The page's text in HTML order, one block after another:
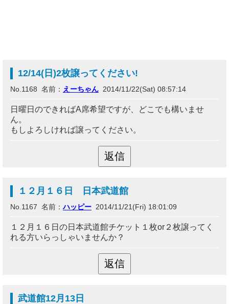
12/14(日)2枚譲ってください!
No.1168 名前： えーちゃん 2014/11/22(Sat) 08:57:14
日曜日のできればA席希望ですが、どこでも構いませ
ん。
もしよろしければ譲ってください。
１２月１６日 日本武道館
No.1167 名前：ハッピー 2014/11/21(Fri) 18:01:09
１２月１６日の日本武道館チケット１枚or２枚譲ってく
れる方いらっしゃいませんか？
武道館12月13日